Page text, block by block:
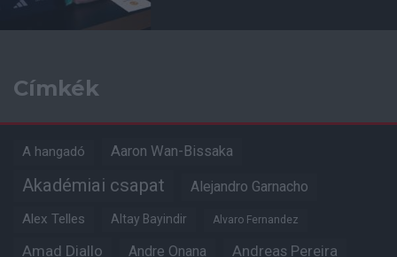
Címkék
A hangadó Aaron Wan-Bissaka
Akadémiai csapat Alejandro Garnacho
Alex Telles Altay Bayindir Alvaro Fernandez
Amad Diallo Andre Onana Andreas Pereira